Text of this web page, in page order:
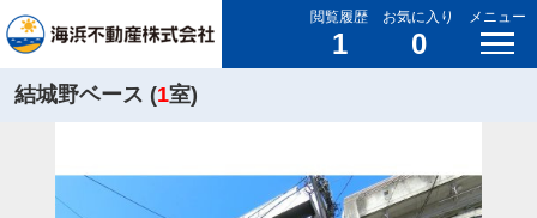
閲覧履歴
1
お気に入り
0
メニュー
結城野ベース (1室)